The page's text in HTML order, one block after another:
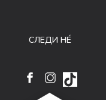
СЛЕДИ НÉ